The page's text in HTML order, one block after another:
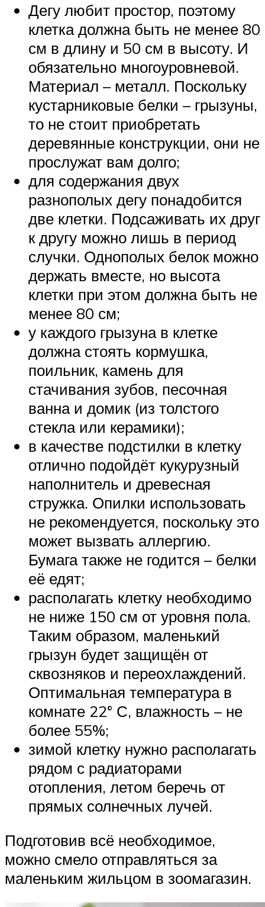
Дегу любит простор, поэтому
клетка должна быть не менее 80
см в длину и 50 см в высоту. И
обязательно многоуровневой.
Материал – металл. Поскольку
кустарниковые белки – грызуны,
то не стоит приобретать
деревянные конструкции, они не
прослужат вам долго;
для содержания двух
разнополых дегу понадобится
две клетки. Подсаживать их друг
к другу можно лишь в период
случки. Однополых белок можно
держать вместе, но высота
клетки при этом должна быть не
менее 80 см;
у каждого грызуна в клетке
должна стоять кормушка,
поильник, камень для
стачивания зубов, песочная
ванна и домик (из толстого
стекла или керамики);
в качестве подстилки в клетку
отлично подойдёт кукурузный
наполнитель и древесная
стружка. Опилки использовать
не рекомендуется, поскольку это
может вызвать аллергию.
Бумага также не годится – белки
её едят;
располагать клетку необходимо
не ниже 150 см от уровня пола.
Таким образом, маленький
грызун будет защищён от
сквозняков и переохлаждений.
Оптимальная температура в
комнате 22° С, влажность – не
более 55%;
зимой клетку нужно располагать
рядом с радиаторами
отопления, летом беречь от
прямых солнечных лучей.
Подготовив всё необходимое,
можно смело отправляться за
маленьким жильцом в зоомагазин.